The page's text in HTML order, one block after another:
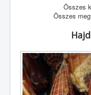
Összes
Összes